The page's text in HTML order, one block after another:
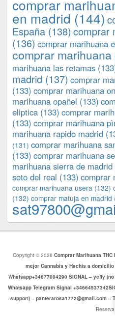
comprar
en madrid (144)
España (138) comprar
(136) comprar marihuana
comprar marihuana
marihuana las retamas
madrid (137) comprar
(133) comprar marihuana
marihuana opañel (133)
eliptica (133) comprar
(133) comprar marihuana
marihuana rapido madrid
(131) comprar marihuana
(133) comprar marihuana
marihuana sierra de madrid
soto del real (133) comprar
comprar marihuana usera (132)
(132) comprar matuja en madrid
Copyright © 2026 Comprar Marihuana
mejor Cannabis y Hachis a
Whatsapp+34677084290 SIGNAL – yeffy
Whatsapp Telegram Signal
support) – panterarosa1772@gmail.com –